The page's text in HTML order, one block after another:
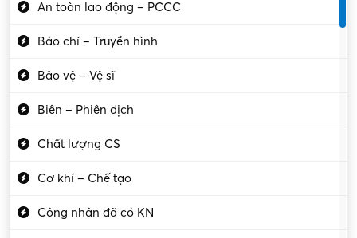
An toàn lao động – PCCC
Báo chí – Truyền hình
Bảo vệ – Vệ sĩ
Biên – Phiên dịch
Chất lượng CS
Cơ khí – Chế tạo
Công nhân đã có KN